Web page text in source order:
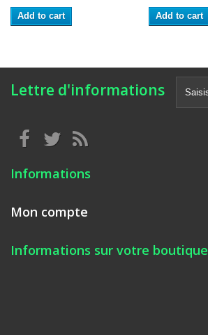
Add to cart Add to cart
Lettre d'informations
Informations
Mon compte
Informations sur votre boutique